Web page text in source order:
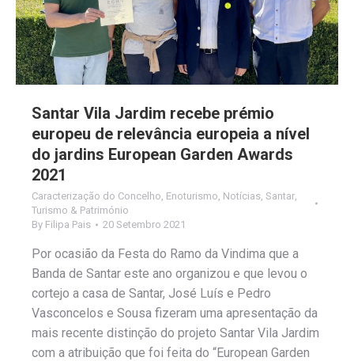
Santar Vila Jardim recebe prémio
europeu de relevância europeia a nível
do jardins European Garden Awards
2021
Caracterização do Concelho, Enoturismo, Notícias, Santar,
Turismo & Património
By Filipa Pais 20 Setembro 2021
Por ocasião da Festa do Ramo da Vindima que a
Banda de Santar este ano organizou e que levou o
cortejo a casa de Santar, José Luís e Pedro
Vasconcelos e Sousa fizeram uma apresentação da
mais recente distinção do projeto Santar Vila Jardim
com a atribuição que foi feita do “European Garden